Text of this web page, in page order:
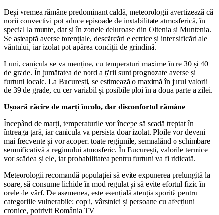
Deși vremea rămâne predominant caldă, meteorologii avertizează că
norii convectivi pot aduce episoade de instabilitate atmosferică, în
special la munte, dar și în zonele deluroase din Oltenia și Muntenia.
Se așteaptă averse torențiale, descărcări electrice și intensificări ale
vântului, iar izolat pot apărea condiții de grindină.
Luni, canicula se va menține, cu temperaturi maxime între 30 și 40
de grade. În jumătatea de nord a țării sunt prognozate averse și
furtuni locale. La București, se estimează o maximă în jurul valorii
de 39 de grade, cu cer variabil și posibile ploi în a doua parte a zilei.
Ușoară răcire de marți încolo, dar disconfortul rămâne
Începând de marți, temperaturile vor începe să scadă treptat în
întreaga țară, iar canicula va persista doar izolat. Ploile vor deveni
mai frecvente și vor acoperi toate regiunile, semnalând o schimbare
semnificativă a regimului atmosferic. În București, valorile termice
vor scădea și ele, iar probabilitatea pentru furtuni va fi ridicată.
Meteorologii recomandă populației să evite expunerea prelungită la
soare, să consume lichide în mod regulat și să evite efortul fizic în
orele de vârf. De asemenea, este esențială atenția sporită pentru
categoriile vulnerabile: copii, vârstnici și persoane cu afecțiuni
cronice, potrivit România TV